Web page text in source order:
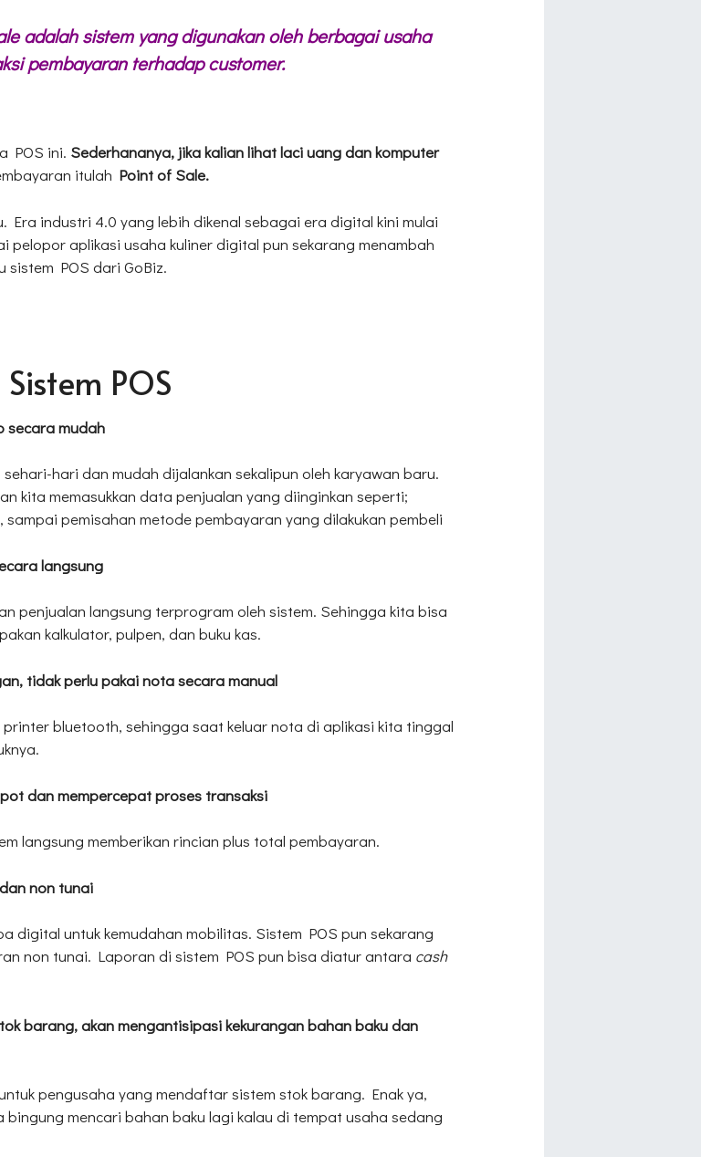
adalah sistem yang digunakan oleh berbagai usaha
pembayaran terhadap customer.
POS ini. Sederhananya, jika kalian lihat laci uang dan komputer
itulah Point of Sale.
Era industri 4.0 yang lebih dikenal sebagai era digital kini mulai
pelopor aplikasi usaha kuliner digital pun sekarang menambah
sistem POS dari GoBiz.
POS
secara mudah
hari dan mudah dijalankan sekalipun oleh karyawan baru.
kita memasukkan data penjualan yang diinginkan seperti;
pemisahan metode pembayaran yang dilakukan pembeli
langsung
penjualan langsung terprogram oleh sistem. Sehingga kita bisa
kalkulator, pulpen, dan buku kas.
tidak perlu pakai nota secara manual
bluetooth, sehingga saat keluar nota di aplikasi kita tinggal
dan mempercepat proses transaksi
langsung memberikan rincian plus total pembayaran.
non tunai
digital untuk kemudahan mobilitas. Sistem POS pun sekarang
non tunai. Laporan di sistem POS pun bisa diatur antara cash
barang, akan mengantisipasi kekurangan bahan baku dan
pengusaha yang mendaftar sistem stok barang. Enak ya,
mencari bahan baku lagi kalau di tempat usaha sedang